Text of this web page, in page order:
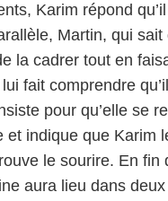
Karim répond
Martin, qui
la cadrer tout en
fait comprendre
pour qu’elle se
indique que Karim
le sourire. En fin
aura lieu dans